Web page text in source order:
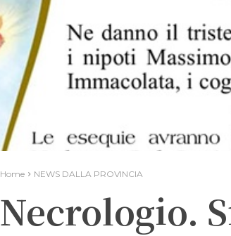
Home NEWS DALLA PROVINCIA
Necrologio.